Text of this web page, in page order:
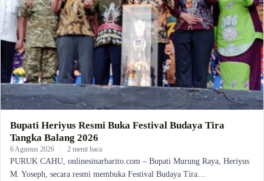
Bupati Heriyus Resmi Buka Festival Budaya Tira
Tangka Balang 2026
6 Agustus 2026 · 2 menit baca
PURUK CAHU, onlinesinarbarito.com – Bupati Murung Raya, Heriyus
M. Yoseph, secara resmi membuka Festival Budaya Tira…